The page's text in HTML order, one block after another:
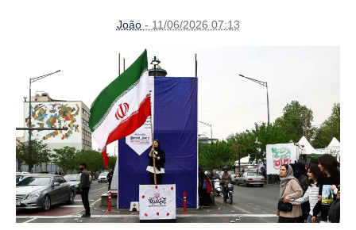
João- 11/06/2026 07:13